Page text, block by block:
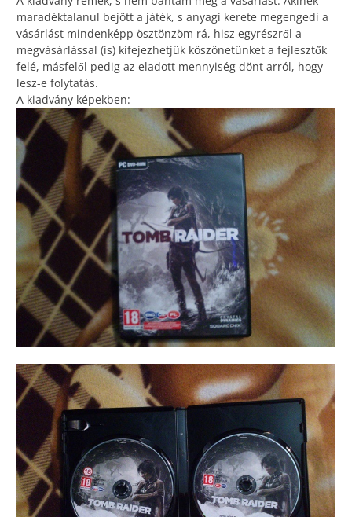
maradéktalanul bejött a játék, s anyagi kerete megengedi a
vásárlást mindenképp ösztönzöm rá, hisz egyrészről a
megvásárlással (is) kifejezhetjük köszönetünket a fejlesztők
felé, másfelől pedig az eladott mennyiség dönt arról, hogy
lesz-e folytatás.
A kiadvány képekben: